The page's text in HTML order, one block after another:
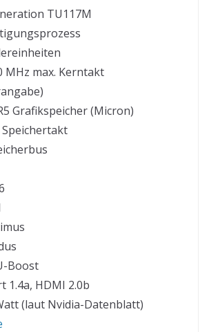
TU117M
MHz max. Kerntakt
Grafikspeicher (Micron)
Speichertakt
Boost
1.4a, HDMI 2.0b
(laut Nvidia-Datenblatt)